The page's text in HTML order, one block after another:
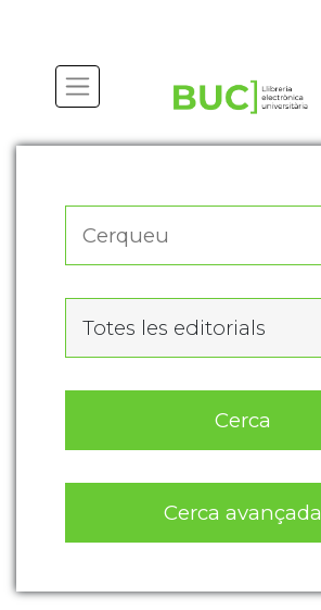
Totes les editorials
Cerca
Cerca avançada